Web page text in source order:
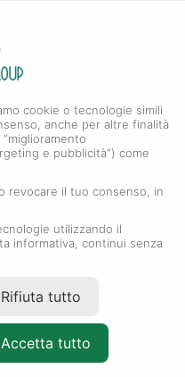
cookie o tecnologie simili
anche per altre finalità
e pubblicità”) come
revocare il tuo consenso, in
utilizzando il
informativa, continui senza
Rifiuta tutto
Accetta tutto